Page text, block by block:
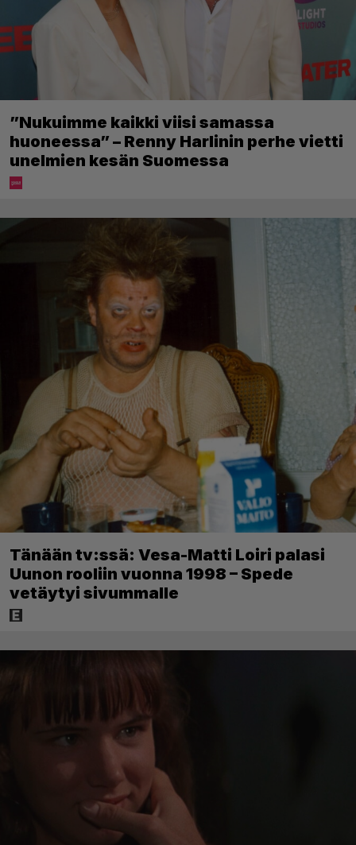
”Nukuimme kaikki viisi samassa
huoneessa” – Renny Harlinin perhe vietti
unelmien kesän Suomessa
Tänään tv:ssä: Vesa-Matti Loiri palasi
Uunon rooliin vuonna 1998 – Spede
vetäytyi sivummalle